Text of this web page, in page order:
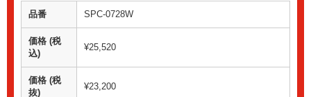
品番 SPC-0728W
価格 (税
込)
¥25,520
価格 (税
抜)
¥23,200